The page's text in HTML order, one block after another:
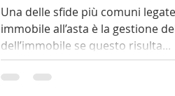
Una delle sfide più comuni
immobile all’asta è la gestione
dell’immobile se questo risulta...